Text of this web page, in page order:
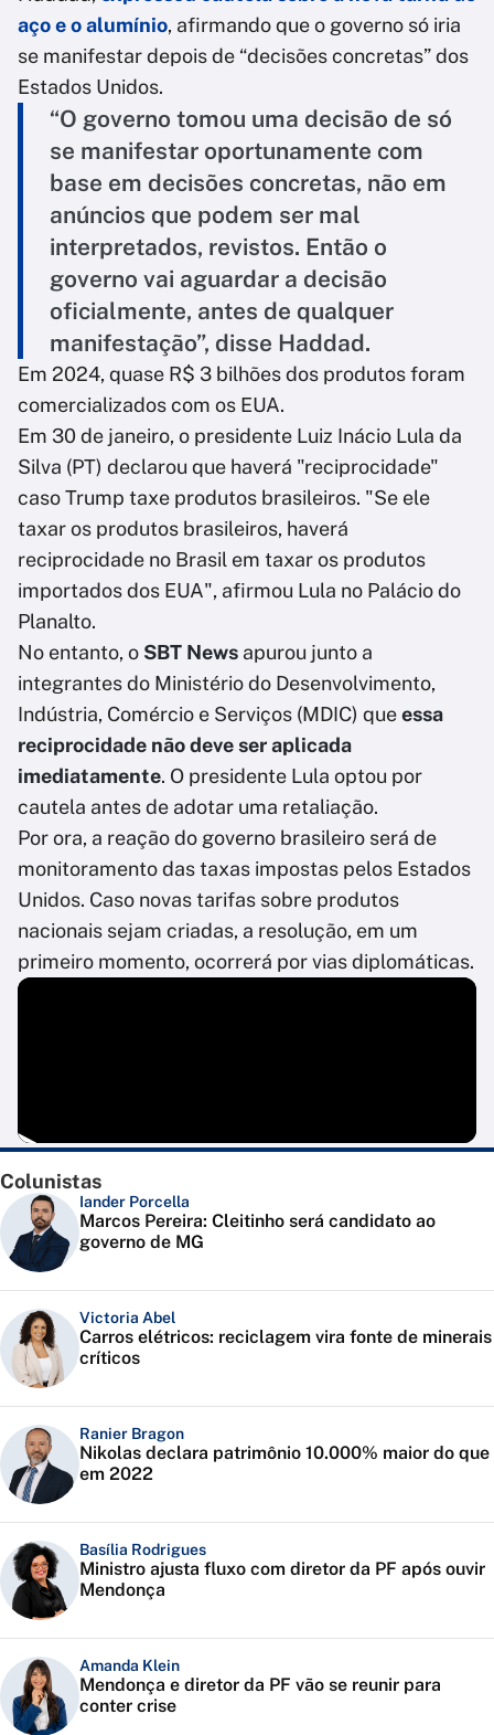
aço e o alumínio, afirmando que o governo só iria
se manifestar depois de “decisões concretas” dos
Estados Unidos.
“O governo tomou uma decisão de só
se manifestar oportunamente com
base em decisões concretas, não em
anúncios que podem ser mal
interpretados, revistos. Então o
governo vai aguardar a decisão
oficialmente, antes de qualquer
manifestação”, disse Haddad.
Em 2024, quase R$ 3 bilhões dos produtos foram
comercializados com os EUA.
Em 30 de janeiro, o presidente Luiz Inácio Lula da
Silva (PT) declarou que haverá "reciprocidade"
caso Trump taxe produtos brasileiros. "Se ele
taxar os produtos brasileiros, haverá
reciprocidade no Brasil em taxar os produtos
importados dos EUA", afirmou Lula no Palácio do
Planalto.
No entanto, o SBT News apurou junto a
integrantes do Ministério do Desenvolvimento,
Indústria, Comércio e Serviços (MDIC) queessa
reciprocidade não deve ser aplicada
imediatamente. O presidente Lula optou por
cautela antes de adotar uma retaliação.
Por ora, a reação do governo brasileiro será de
monitoramento das taxas impostas pelos Estados
Unidos. Caso novas tarifas sobre produtos
nacionais sejam criadas, a resolução, em um
primeiro momento, ocorrerá por vias diplomáticas.
Colunistas
Iander Porcella
Marcos Pereira: Cleitinho será candidato ao
governo de MG
Victoria Abel
Carros elétricos: reciclagem vira fonte de minerais
críticos
Ranier Bragon
Nikolas declara patrimônio 10.000% maior do que
em 2022
Basília Rodrigues
Ministro ajusta fluxo com diretor da PF após ouvir
Mendonça
Amanda Klein
Mendonça e diretor da PF vão se reunir para
conter crise